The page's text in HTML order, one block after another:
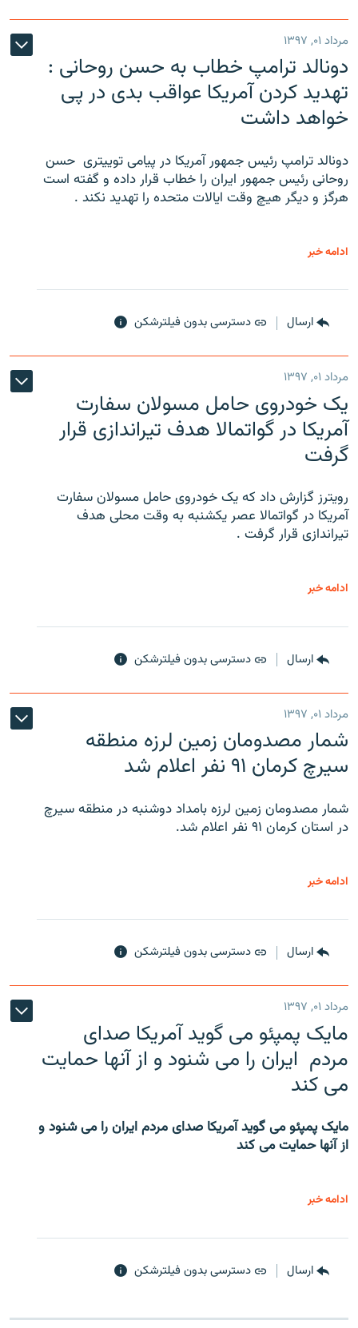
مرداد ۰۱, ۱۳۹۷
دونالد ترامپ خطاب به حسن روحانی :
تهدید کردن آمریکا عواقب بدی در پی
خواهد داشت
دونالد ترامپ رئیس جمهور آمریکا در پیامی توییتری ‌ حسن
روحانی رئیس جمهور ایران را خطاب قرار داده و گفته است
هرگز و دیگر هیچ وقت ایالات متحده را تهدید نکند .
ادامه خبر
ارسال دسترسی بدون فیلترشکن
مرداد ۰۱, ۱۳۹۷
یک خودروی حامل مسولان سفارت
آمریکا در گواتمالا هدف تیراندازی قرار
گرفت
رویترز گزارش داد که یک خودروی حامل مسولان سفارت
آمریکا در گواتمالا عصر یکشنبه به وقت محلی هدف
تیراندازی قرار گرفت .
ادامه خبر
ارسال دسترسی بدون فیلترشکن
مرداد ۰۱, ۱۳۹۷
شمار مصدومان زمین لرزه منطقه
سیرچ کرمان ۹۱ نفر اعلام شد
شمار مصدومان زمین لرزه بامداد دوشنبه در منطقه سیرچ
در استان کرمان ۹۱ نفر اعلام شد.
ادامه خبر
ارسال دسترسی بدون فیلترشکن
مرداد ۰۱, ۱۳۹۷
مایک پمپئو می گوید آمریکا صدای
مردم ایران را می شنود و از آنها حمایت
می کند
مایک پمپئو می گوید آمریکا صدای مردم ایران را می شنود و
از آنها حمایت می کند
ادامه خبر
ارسال دسترسی بدون فیلترشکن